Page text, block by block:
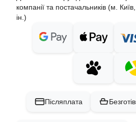
компанії та постачальників (м.
ін.)
Післяплата